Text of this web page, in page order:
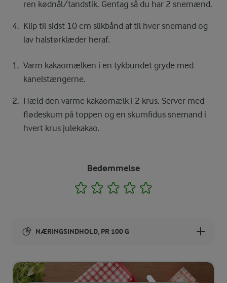
ren kødnål/tandstik. Gentag så du har 2 snemænd.
Klip til sidst 10 cm slikbånd af til hver snemand og
lav halstørklæder heraf.
Varm kakaomælken i en tykbundet gryde med
kanelstængerne.
Hæld den varme kakaomælk i 2 krus. Server med
flødeskum på toppen og en skumfidus snemand i
hvert krus julekakao.
Bedømmelse
1 2 3 4
NÆRINGSINDHOLD, PR 100 G
562 kJ / 134 kcal